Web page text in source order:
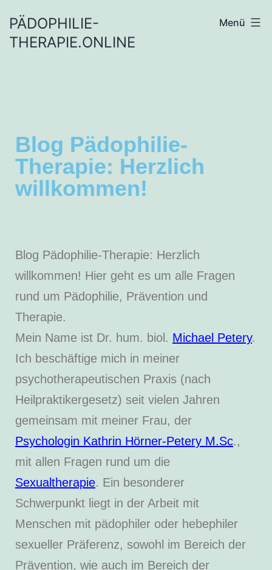
springen
PÄDOPHILIE-
THERAPIE.ONLINE
Menü
Blog Pädophilie-
Therapie: Herzlich
willkommen!
Blog Pädophilie-Therapie: Herzlich
willkommen! Hier geht es um alle Fragen
rund um Pädophilie, Prävention und
Therapie.
Mein Name ist Dr. hum. biol. Michael Petery.
Ich beschäftige mich in meiner
psychotherapeutischen Praxis (nach
Heilpraktikergesetz) seit vielen Jahren
gemeinsam mit meiner Frau, der
Psychologin Kathrin Hörner-Petery M.Sc.,
mit allen Fragen rund um die
Sexualtherapie. Ein besonderer
Schwerpunkt liegt in der Arbeit mit
Menschen mit pädophiler oder hebephiler
sexueller Präferenz, sowohl im Bereich der
Prävention, wie auch im Bereich der